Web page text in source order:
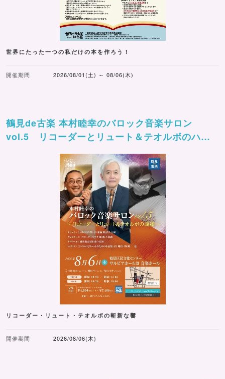
世界にたった一つの私だけの本を作ろう！
開催期間 2026/08/01(土) ～ 08/06(木)
鶴見de古楽 本村睦幸のバロック音楽サロン
vol.5 リコーダーとリュート＆テオルボのハー
リコーダー・リュート・テオルボの斬新な響
開催期間 2026/08/06(木)